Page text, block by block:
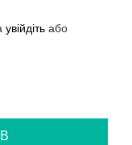
увійдіть або